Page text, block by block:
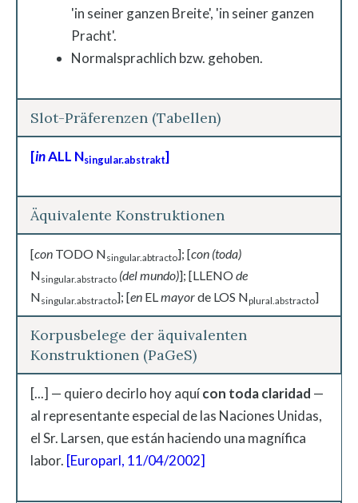
'in seiner ganzen Breite', 'in seiner ganzen
Pracht'.
Normalsprachlich bzw. gehoben.
Slot-Präferenzen (Tabellen)
[inALL Nsingular.abstrakt]
Äquivalente Konstruktionen
[con TODO Nsingular.abtracto]; [con (toda)
Nsingular.abstracto (del mundo)]; [LLENO de
Nsingular.abstracto]; [en ELmayorde LOS Nplural.abstracto]
Korpusbelege der äquivalenten
Konstruktionen (PaGeS)
[...] — quiero decirlo hoy aquícon todaclaridad —
al representante especial de las Naciones Unidas,
el Sr. Larsen, que están haciendo una magnífica
labor. [Europarl, 11/04/2002]